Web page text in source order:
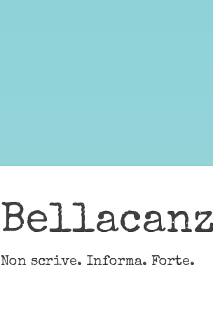
Non scrive. Informa. Forte.